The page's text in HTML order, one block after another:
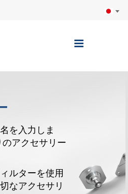
ナ
を入力しま
アクセサリー
ルターを使用
なアクセサリ